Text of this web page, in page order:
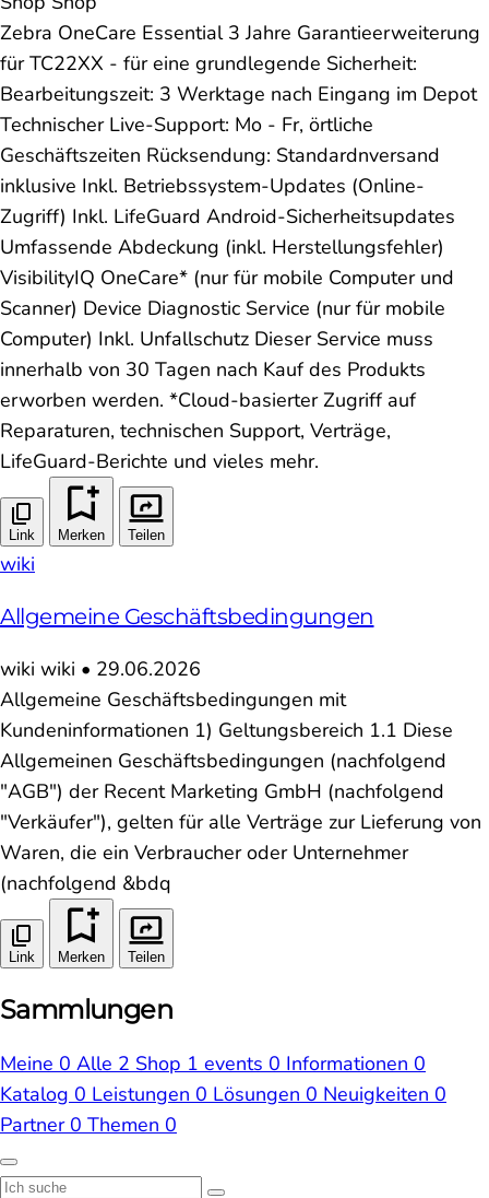
Zebra OneCare Essential 3 Jahre Garantieerweiterung
für TC22XX - für eine grundlegende Sicherheit:
Bearbeitungszeit: 3 Werktage nach Eingang im Depot
Technischer Live-Support: Mo - Fr, örtliche
Geschäftszeiten Rücksendung: Standardnversand
inklusive Inkl. Betriebssystem-Updates (Online-
Zugriff) Inkl. LifeGuard Android-Sicherheitsupdates
Umfassende Abdeckung (inkl. Herstellungsfehler)
VisibilityIQ OneCare* (nur für mobile Computer und
Scanner) Device Diagnostic Service (nur für mobile
Computer) Inkl. Unfallschutz Dieser Service muss
innerhalb von 30 Tagen nach Kauf des Produkts
erworben werden. *Cloud-basierter Zugriff auf
Reparaturen, technischen Support, Verträge,
LifeGuard-Berichte und vieles mehr.
Link Merken Teilen
wiki
Allgemeine Geschäftsbedingungen
wiki wiki • 29.06.2026
Allgemeine Geschäftsbedingungen mit
Kundeninformationen 1) Geltungsbereich 1.1 Diese
Allgemeinen Geschäftsbedingungen (nachfolgend
"AGB") der Recent Marketing GmbH (nachfolgend
"Verkäufer"), gelten für alle Verträge zur Lieferung von
Waren, die ein Verbraucher oder Unternehmer
(nachfolgend &bdq
Link Merken Teilen
Sammlungen
Meine 0 Alle 2 Shop 1 events 0 Informationen 0
Katalog 0 Leistungen 0 Lösungen 0 Neuigkeiten 0
Partner 0 Themen 0